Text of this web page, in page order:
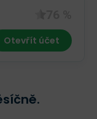
Otevřít účet